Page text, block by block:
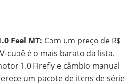
Feel MT: Com um preço de R$
cupê é o mais barato da lista.
1.0 Firefly e câmbio manual
um pacote de itens de série